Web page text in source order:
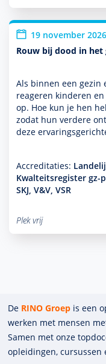
19 november 2026
Rouw bij dood in het
Als binnen een gezin
reageren kin­de­ren
op. Hoe kun je hen
zodat hun verdere
deze
Accreditaties:
Kwalteitsregister gz-
SKJ, V&V, VSR
Plek vrij
De RINO Groep is een
werken met mensen
Samen met onze
opleidingen, cursussen